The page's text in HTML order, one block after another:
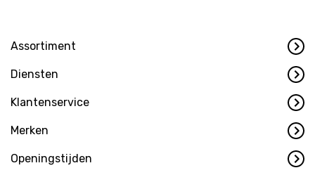
Assortiment
Diensten
Klantenservice
Merken
Openingstijden